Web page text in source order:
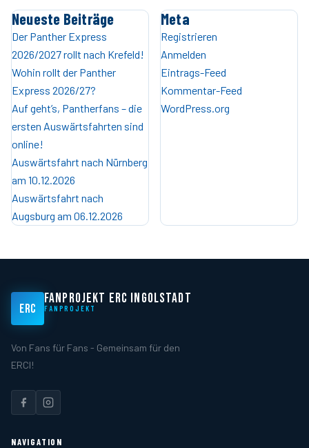
Neueste Beiträge
Der Panther Express
2026/2027 rollt nach Krefeld!
Wohin rollt der Panther
Express 2026/27?
Auf geht’s, Pantherfans – die
ersten Auswärtsfahrten sind
online!
Auswärtsfahrt nach Nürnberg
am 10.12.2026
Auswärtsfahrt nach
Augsburg am 06.12.2026
Meta
Registrieren
Anmelden
Eintrags-Feed
Kommentar-Feed
WordPress.org
ERC
FANPROJEKT ERC INGOLSTADT
FANPROJEKT
Von Fans für Fans - Gemeinsam für den
ERCI!
NAVIGATION